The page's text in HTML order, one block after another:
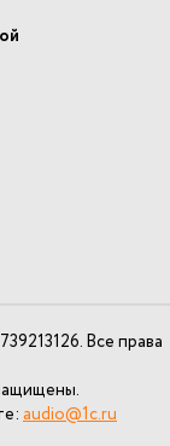
Все права
audio@1c.ru